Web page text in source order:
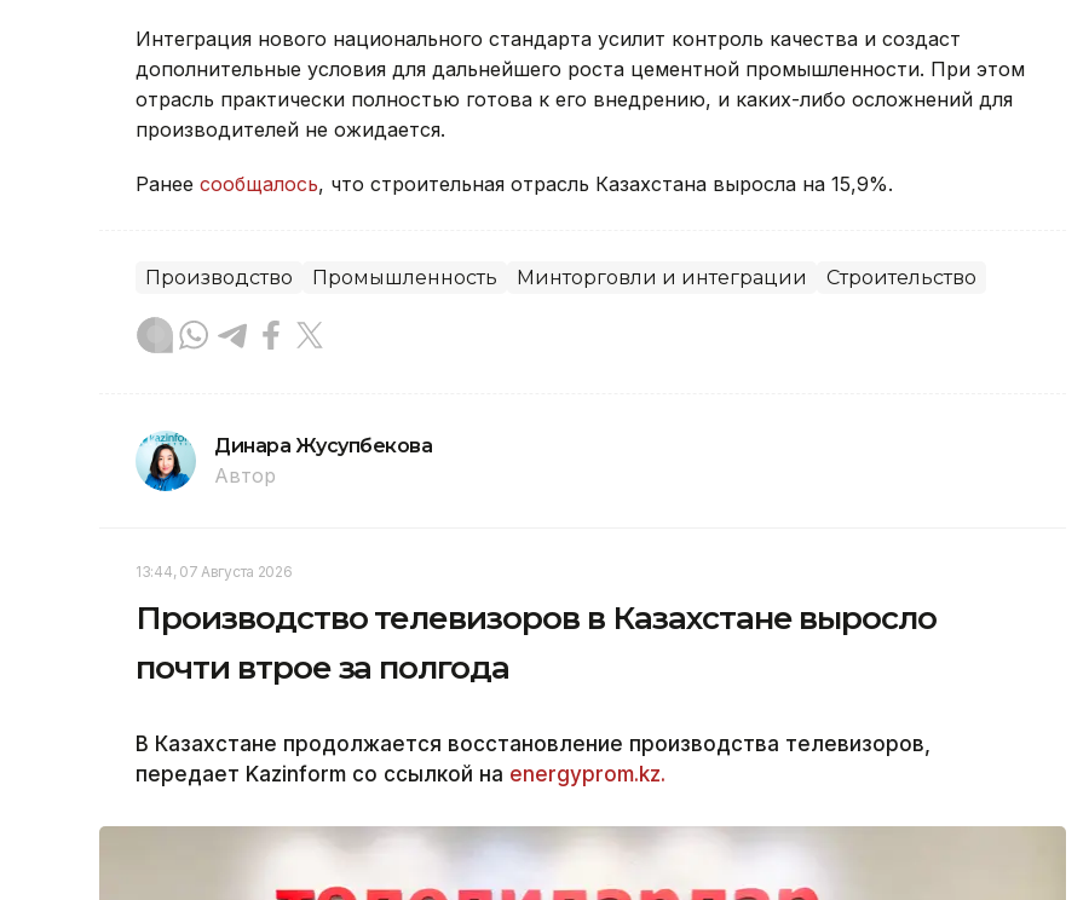
Интеграция нового национального стандарта усилит контроль качества и создаст
дополнительные условия для дальнейшего роста цементной промышленности. При этом
отрасль практически полностью готова к его внедрению, и каких-либо осложнений для
производителей не ожидается.
Ранее сообщалось, что строительная отрасль Казахстана выросла на 15,9%.
Производство Промышленность Минторговли и интеграции Строительство
Динара Жусупбекова
Автор
13:44, 07 Августа 2026
Производство телевизоров в Казахстане выросло
почти втрое за полгода
В Казахстане продолжается восстановление производства телевизоров,
передает Kazinform со ссылкой на energyprom.kz.